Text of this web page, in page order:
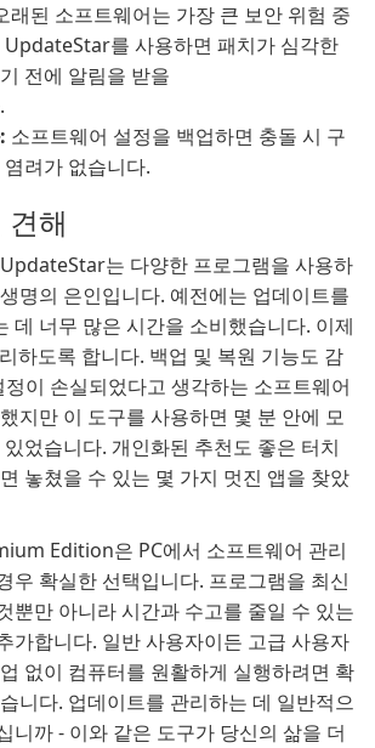
래된 소프트웨어는 가장 큰 보안 위험 중
UpdateStar를 사용하면 패치가 심각한
전에 알림을 받을
소프트웨어 설정을 백업하면 충돌 시 구
려가 없습니다.
해
는 다양한 프로그램을 사용하
명의 은인입니다. 예전에는 업데이트를
데 너무 많은 시간을 소비했습니다. 이제
하도록 합니다. 백업 및 복원 기능도 감
이 손실되었다고 생각하는 소프트웨어
지만 이 도구를 사용하면 몇 분 안에 모
었습니다. 개인화된 추천도 좋은 터치
놓쳤을 수 있는 몇 가지 멋진 앱을 찾았
Edition은 PC에서 소프트웨어 관리
우 확실한 선택입니다. 프로그램을 최신
뿐만 아니라 시간과 수고를 줄일 수 있는
가합니다. 일반 사용자이든 고급 사용자
없이 컴퓨터를 원활하게 실행하려면 확
니다. 업데이트를 관리하는 데 일반적으
니까 - 이와 같은 도구가 당신의 삶을 더